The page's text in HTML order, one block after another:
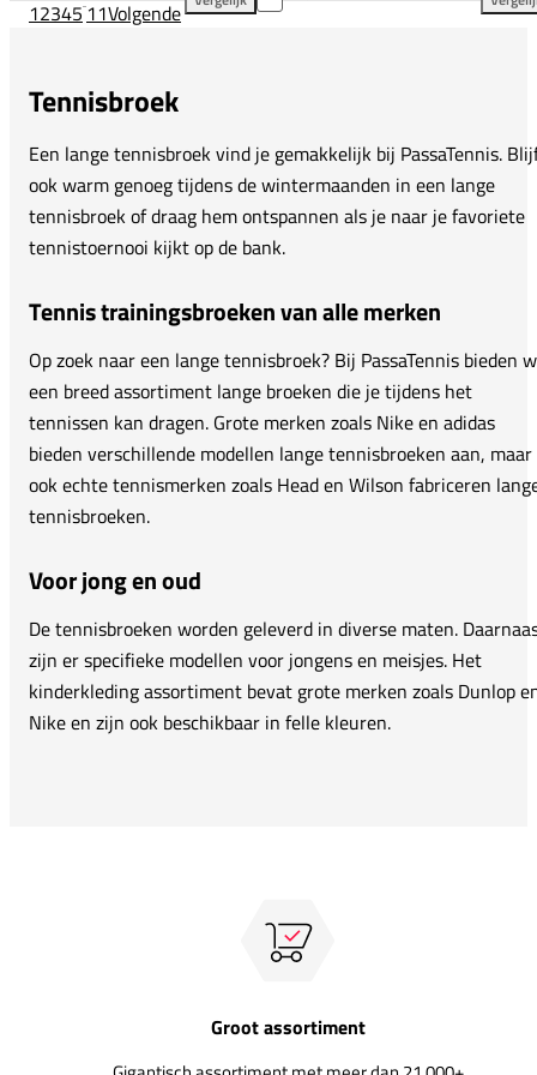
ASICS Match Pant toevoegen aan vergelijking
12345... 11Volgende
Tennisbroek
Een lange tennisbroek vind je gemakkelijk bij PassaTennis.
ook warm genoeg tijdens de wintermaanden in een lange
tennisbroek of draag hem ontspannen als je naar je favoriete
tennistoernooi kijkt op de bank.
Tennis trainingsbroeken van alle merken
Op zoek naar een lange tennisbroek? Bij PassaTennis bieden
een breed assortiment lange broeken die je tijdens het
tennissen kan dragen. Grote merken zoals Nike en adidas
bieden verschillende modellen lange tennisbroeken aan, maar
ook echte tennismerken zoals Head en Wilson fabriceren
tennisbroeken.
Voor jong en oud
De tennisbroeken worden geleverd in diverse maten.
zijn er specifieke modellen voor jongens en meisjes. Het
kinderkleding assortiment bevat grote merken zoals Dunlop
Nike en zijn ook beschikbaar in felle kleuren.
Groot assortiment